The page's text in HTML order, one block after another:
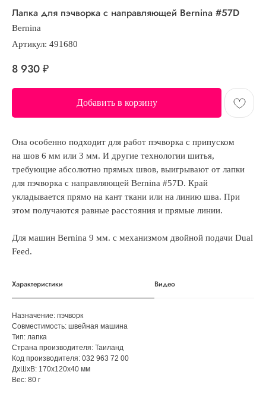
Лапка для пэчворка с направляющей Bernina #57D
Bernina
Артикул: 491680
8 930₽
Добавить в корзину
Она особенно подходит для работ пэчворка с припуском
на шов 6 мм или 3 мм. И другие технологии шитья,
требующие абсолютно прямых швов, выигрывают от лапки
для пэчворка с направляющей Bernina #57D. Край
укладывается прямо на кант ткани или на линию шва. При
этом получаются равные расстояния и прямые линии.
Для машин Bernina 9 мм. с механизмом двойной подачи Dual
Feed.
Характеристики Видео
Назначение: пэчворк
Совместимость: швейная машина
Тип: лапка
Страна производителя: Таиланд
Код производителя: 032 963 72 00
ДxШxВ: 170x120x40 мм
Вес: 80 г